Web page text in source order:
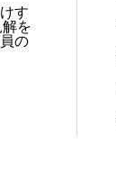
す
を
の